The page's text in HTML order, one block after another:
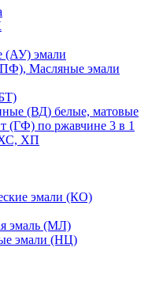
(АУ) эмали
Масляные эмали
(ВД) белые, матовые
(ГФ) по ржавчине 3 в 1
ХП
эмали (КО)
эмаль (МЛ)
эмали (НЦ)